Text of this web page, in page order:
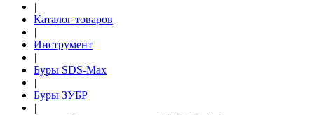
|
Каталог товаров
|
Инструмент
|
Буры SDS-Max
|
Буры ЗУБР
|